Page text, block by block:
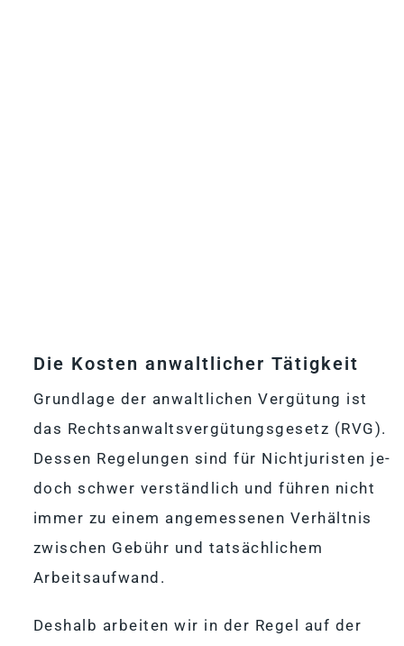
Die Kos­ten an­walt­li­cher Tätigkeit
Grund­lage der an­walt­li­chen Ver­gü­tung ist
das Rechts­an­walts­ver­gü­tungs­ge­setz (RVG).
Des­sen Re­ge­lun­gen sind für Nicht­ju­ris­ten je­
doch schwer ver­ständ­lich und füh­ren nicht
im­mer zu ei­nem an­ge­mes­se­nen Ver­hält­nis
zwi­schen Ge­bühr und tat­säch­li­chem
Arbeitsaufwand.
Des­halb ar­bei­ten wir in der Re­gel auf der